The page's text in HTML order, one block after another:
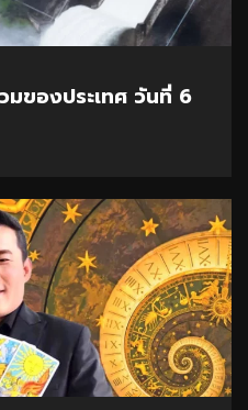
ของประเทศ วันที่ 6